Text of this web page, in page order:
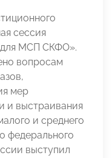
сессия
МСП СКФО».
вопросам
мер
и выстраивания
и среднего
федерального
выступил